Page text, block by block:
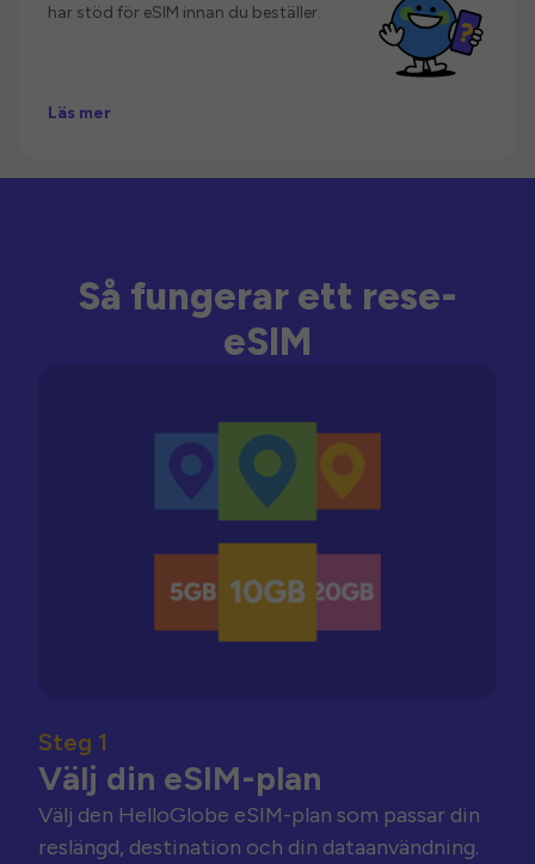
har stöd för eSIM innan du beställer.
Läs mer
Så fungerar ett rese-
eSIM
Steg 1
Välj din eSIM-plan
Välj den HelloGlobe eSIM-plan som passar din
reslängd, destination och din dataanvändning.